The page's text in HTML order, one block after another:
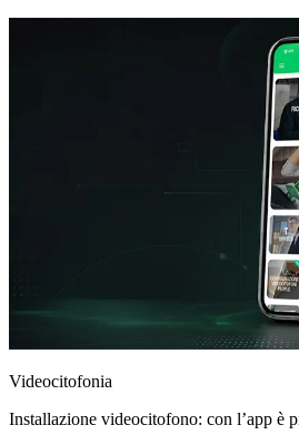
Videocitofonia
Installazione videocitofono: con l’app è